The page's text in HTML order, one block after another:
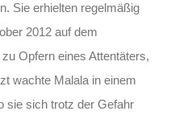
Sie erhielten regelmäßig
2012 auf dem
Opfern eines Attentäters,
wachte Malala in einem
sie sich trotz der Gefahr